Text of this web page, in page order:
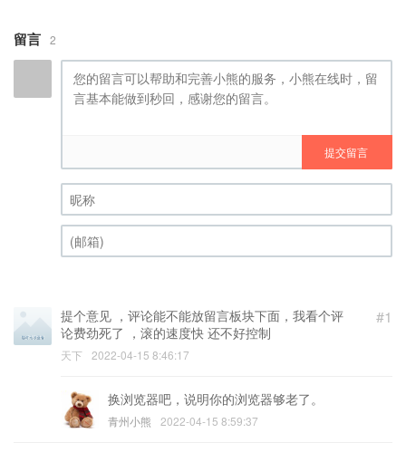
留言 2
提交留言
昵称 (必填)
#1
提个意见 ，评论能不能放留言板块下面，我看个评
论费劲死了 ，滚的速度快 还不好控制
天下 2022-04-15 8:46:17
换浏览器吧，说明你的浏览器够老了。
青州小熊 2022-04-15 8:59:37